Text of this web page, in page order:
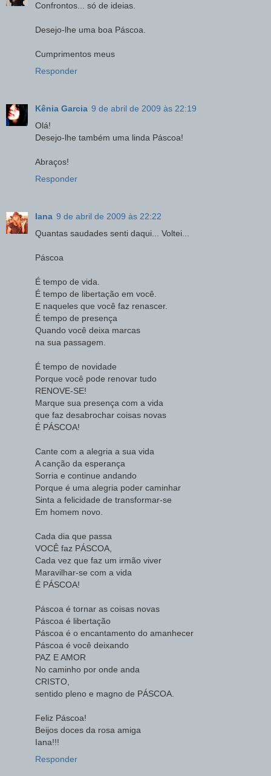
Confrontos... só de ideias.
Desejo-lhe uma boa Páscoa.
Cumprimentos meus
Responder
Kênia Garcia 9 de abril de 2009 às 22:19
Olá!
Desejo-lhe também uma linda Páscoa!
Abraços!
Responder
Iana 9 de abril de 2009 às 22:22
Quantas saudades senti daqui... Voltei...
Páscoa
É tempo de vida.
É tempo de libertação em você.
E naqueles que você faz renascer.
É tempo de presença
Quando você deixa marcas
na sua passagem.
É tempo de novidade
Porque você pode renovar tudo
RENOVE-SE!
Marque sua presença com a vida
que faz desabrochar coisas novas
É PÁSCOA!
Cante com a alegria a sua vida
A canção da esperança
Sorria e continue andando
Porque é uma alegria poder caminhar
Sinta a felicidade de transformar-se
Em homem novo.
Cada dia que passa
VOCÊ faz PÁSCOA,
Cada vez que faz um irmão viver
Maravilhar-se com a vida
É PÁSCOA!
Páscoa é tornar as coisas novas
Páscoa é libertação
Páscoa é o encantamento do amanhecer
Páscoa é você deixando
PAZ E AMOR
No caminho por onde anda
CRISTO,
sentido pleno e magno de PÁSCOA.
Feliz Páscoa!
Beijos doces da rosa amiga
Iana!!!
Responder